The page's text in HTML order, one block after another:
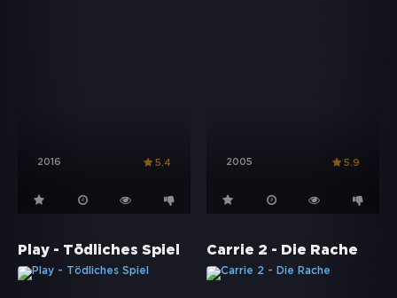
2016 5.4 2005 5.9
Play - Tödliches Spiel Carrie 2 - Die Rache